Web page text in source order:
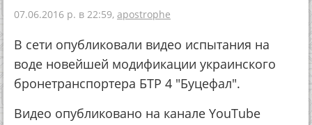
07.06.2016 р. в 22:59, apostrophe
В сети опубликовали видео испытания на
воде новейшей модификации украинского
бронетранспортера БТР 4 "Буцефал".
Видео опубликовано на канале YouTube